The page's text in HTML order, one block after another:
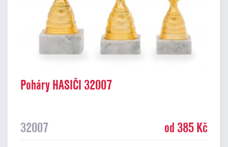
Poháry HASIČI 32007
32007 od 385 Kč